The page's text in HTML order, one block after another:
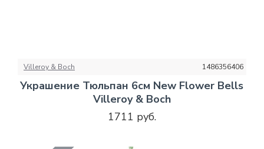
Villeroy & Boch 1486356406
Украшение Тюльпан 6см New Flower Bells
Villeroy & Boch
1711 руб.